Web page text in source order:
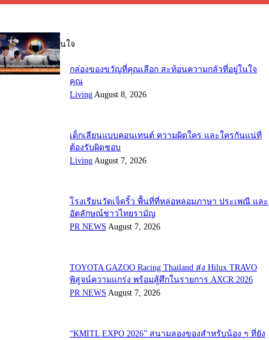
บทความที่น่าสนใจ
กล่องของขวัญที่คุณเลือก สะท้อนความกลัวที่อยู่ในใจ
คุณ
Living August 8, 2026
เด็กเลียนแบบคอนเทนต์ ความผิดใคร และใครกันแน่ที่
ต้องรับผิดชอบ
Living August 7, 2026
โรงเรียนวัดเจ็ดริ้ว พื้นที่ที่หล่อหลอมภาษา ประเพณี และ
อัตลักษณ์ชาวไทยรามัญ
PR NEWS August 7, 2026
TOYOTA GAZOO Racing Thailand ส่ง Hilux TRAVO
พิสูจน์ความแกร่ง พร้อมสู้ศึกในรายการ AXCR 2026
PR NEWS August 7, 2026
“KMITL EXPO 2026” สนามลองของสำหรับน้อง ๆ ที่ยัง